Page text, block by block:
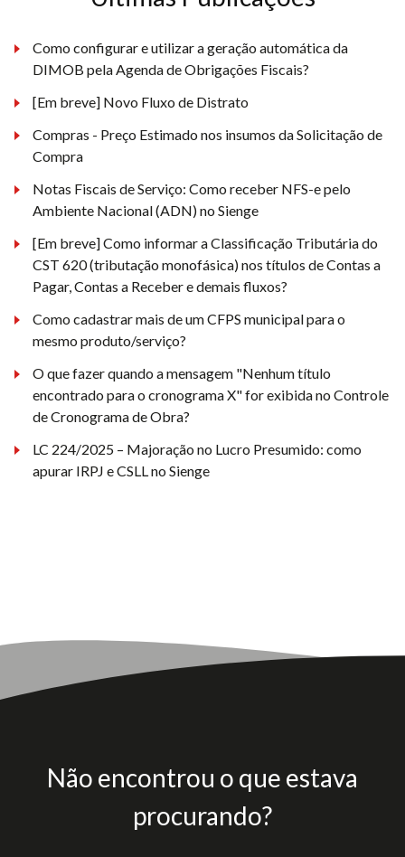
Como configurar e utilizar a geração automática da
DIMOB pela Agenda de Obrigações Fiscais?
[Em breve] Novo Fluxo de Distrato
Compras - Preço Estimado nos insumos da Solicitação de
Compra
Notas Fiscais de Serviço: Como receber NFS-e pelo
Ambiente Nacional (ADN) no Sienge
[Em breve] Como informar a Classificação Tributária do
CST 620 (tributação monofásica) nos títulos de Contas a
Pagar, Contas a Receber e demais fluxos?
Como cadastrar mais de um CFPS municipal para o
mesmo produto/serviço?
O que fazer quando a mensagem "Nenhum título
encontrado para o cronograma X" for exibida no Controle
de Cronograma de Obra?
LC 224/2025 – Majoração no Lucro Presumido: como
apurar IRPJ e CSLL no Sienge
Não encontrou o que estava
procurando?